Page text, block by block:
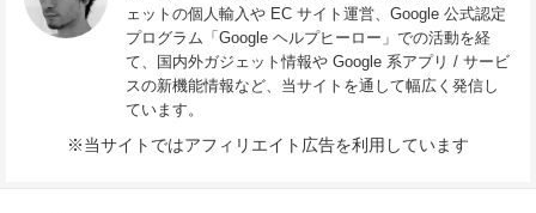
ェットの個人輸入や EC サイト運営、Google 公式認定
プログラム「Google ヘルプヒーロー」での活動を経
て、国内外ガジェット情報や Google 系アプリ / サービ
スの新機能情報など、当サイトを通して幅広く発信し
ています。
※当サイトではアフィリエイト広告を利用しています